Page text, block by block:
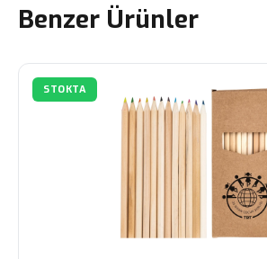
Benzer Ürünler
STOKTA